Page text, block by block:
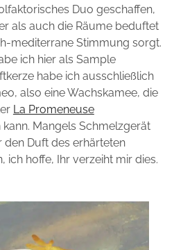
Duo geschaffen,
als auch die Räume beduftet
mediterrane Stimmung sorgt.
ich hier als Sample
habe ich ausschließlich
also eine Wachskamee, die
La Promeneuse
Mangels Schmelzgerät
den Duft des erhärteten
ich hoffe, Ihr verzeiht mir dies.